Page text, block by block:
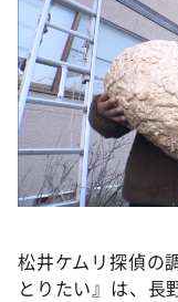
朝だ！生です
教えて！ニュ
ＬＩＦＥ～夢
新婚さんいら
ポツンと一軒家
ぺこぱのまる
アナ回覧板
松井ケムリ探偵の
とりたい』は、長